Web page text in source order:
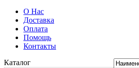
О Нас
Доставка
Оплата
Помощь
Контакты
Каталог